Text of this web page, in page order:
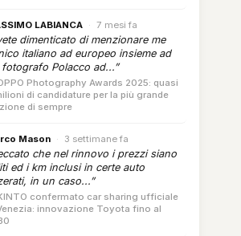
LABIANCA · 7 mesi fa
dimenticato di menzionare me
italiano ad europeo insieme ad
Polacco ad...”
Photography Awards 2025: quasi
di candidature per la più grande
di sempre
Mason · 3 settimane fa
che nel rinnovo i prezzi siano
ed i km inclusi in certe auto
in un caso...”
confermato car sharing ufficiale
innovazione Toyota fino al